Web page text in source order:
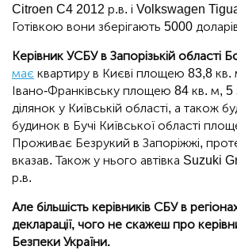
Citroen C4 2012 р.в. і Volkswagen
Готівкою вони зберігають 5000
Керівник УСБУ в Запорізькій області
має квартиру в Києві площею 83,8 кв.
Івано-Франківську площею 84 кв. м, 5
ділянок у Київській області, а також
будинок в Бучі Київської області
Проживає Безрукий в Запоріжжі,
вказав. Також у нього автівка Suzuki
р.в.
Але більшість керівників СБУ в
декларації, чого не скажеш про
Безпеки України.